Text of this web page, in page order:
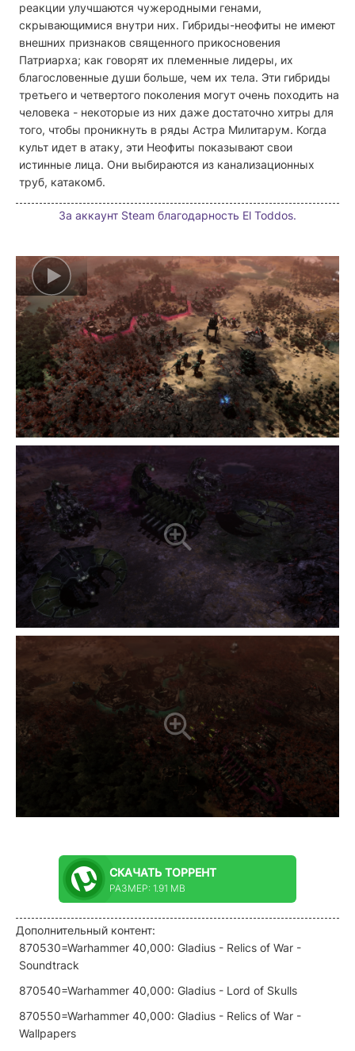
реакции улучшаются чужеродными генами,
скрывающимися внутри них. Гибриды-неофиты не имеют
внешних признаков священного прикосновения
Патриарха; как говорят их племенные лидеры, их
благословенные души больше, чем их тела. Эти гибриды
третьего и четвертого поколения могут очень походить на
человека - некоторые из них даже достаточно хитры для
того, чтобы проникнуть в ряды Астра Милитарум. Когда
культ идет в атаку, эти Неофиты показывают свои
истинные лица. Они выбираются из канализационных
труб, катакомб.
За аккаунт Steam благодарность El Toddos.
СКАЧАТЬ ТОРРЕНТ
РАЗМЕР: 1.91 MB
Дополнительный контент:
870530=Warhammer 40,000: Gladius - Relics of War -
Soundtrack
870540=Warhammer 40,000: Gladius - Lord of Skulls
870550=Warhammer 40,000: Gladius - Relics of War -
Wallpapers